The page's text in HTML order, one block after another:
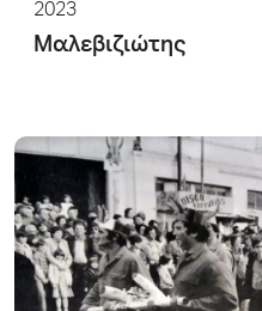
2023
Μαλεβιζιώτης